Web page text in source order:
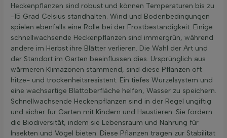
Heckenpflanzen sind robust und können Temperaturen bis zu
-15 Grad Celsius standhalten. Wind und Bodenbedingungen
spielen ebenfalls eine Rolle bei der Frostbeständigkeit. Einige
schnellwachsende Heckenpflanzen sind immergrün, während
andere im Herbst ihre Blätter verlieren. Die Wahl der Art und
der Standort im Garten beeinflussen dies. Ursprünglich aus
wärmeren Klimazonen stammend, sind diese Pflanzen oft
hitze- und trockenheitsresistent. Ein tiefes Wurzelsystem und
eine wachsartige Blattoberfläche helfen, Wasser zu speichern.
Schnellwachsende Heckenpflanzen sind in der Regel ungiftig
und sicher für Gärten mit Kindern und Haustieren. Sie fördern
die Biodiversität, indem sie Lebensraum und Nahrung für
Insekten und Vögel bieten. Diese Pflanzen tragen zur Stabilität